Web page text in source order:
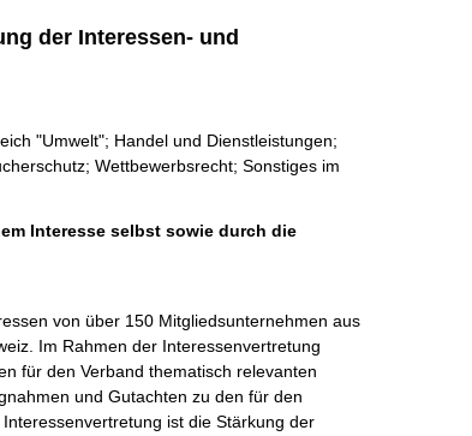
der Interessen- und
"Umwelt"; Handel und Dienstleistungen;
Wettbewerbsrecht; Sonstiges im
Interesse selbst sowie durch die
von über 150 Mitgliedsunternehmen aus
Im Rahmen der Interessenvertretung
für den Verband thematisch relevanten
und Gutachten zu den für den
ist die Stärkung der